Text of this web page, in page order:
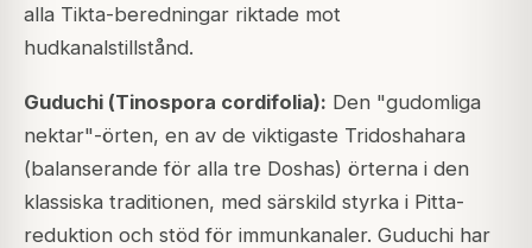
alla Tikta-beredningar riktade mot
hudkanalstillstånd.
Guduchi (Tinospora cordifolia): Den "gudomliga
nektar"-örten, en av de viktigaste Tridoshahara
(balanserande för alla tre Doshas) örterna i den
klassiska traditionen, med särskild styrka i Pitta-
reduktion och stöd för immunkanaler. Guduchi har